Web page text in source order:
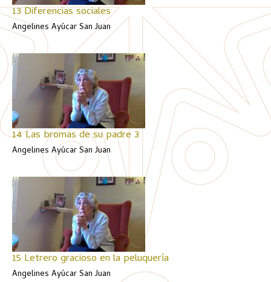
13 Diferencias sociales
Angelines Ayúcar San Juan
14 Las bromas de su padre 3
Angelines Ayúcar San Juan
15 Letrero gracioso en la peluquería
Angelines Ayúcar San Juan